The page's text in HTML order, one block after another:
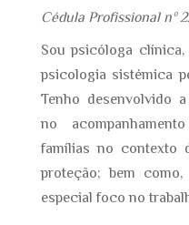
Cédula Profissional nº
Sou psicóloga
psicologia sistémica
Tenho desenvolvido
no
famílias no contexto
proteção; bem
especial foco no